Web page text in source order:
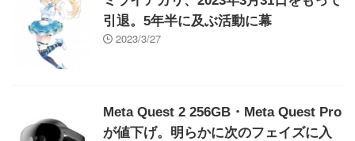
引退。5年半に及ぶ活動に幕
2023/3/27
Meta Quest 2 256GB・Meta Quest Pro
が値下げ。明らかに次のフェイズに入